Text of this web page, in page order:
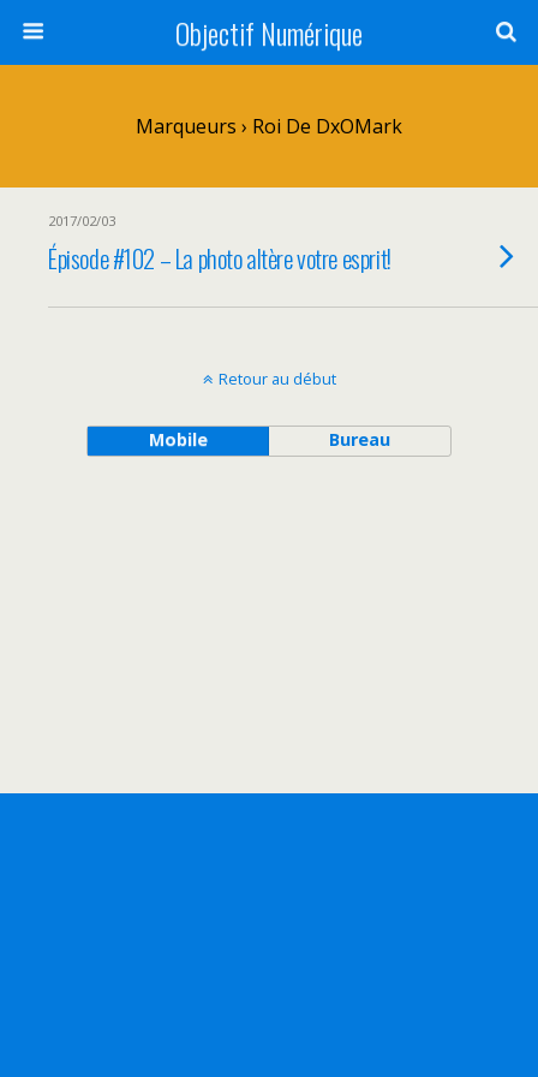
Objectif Numérique
Marqueurs › Roi De DxOMark
2017/02/03
Épisode #102 – La photo altère votre esprit!
Retour au début
Mobile Bureau